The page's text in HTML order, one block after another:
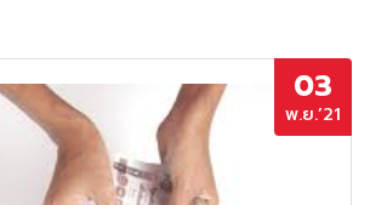
03
พ.ย.’21